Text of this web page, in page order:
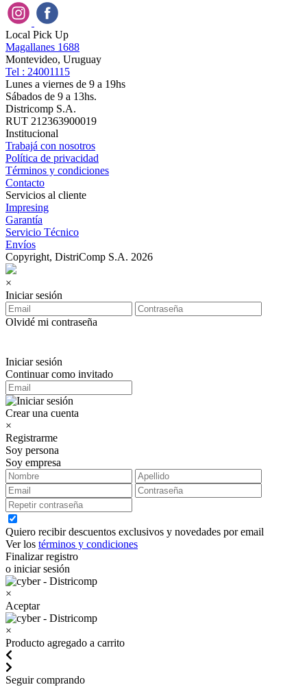
Local Pick Up
Magallanes 1688
Montevideo, Uruguay
Tel : 24001115
Lunes a viernes de 9 a 19hs
Sábados de 9 a 13hs.
Districomp S.A.
RUT 212363900019
Institucional
Trabajá con nosotros
Política de privacidad
Términos y condiciones
Contacto
Servicios al cliente
Impresing
Garantía
Servicio Técnico
Envíos
Copyright, DistriComp S.A. 2026
×
Iniciar sesión
Olvidé mi contraseña
Iniciar sesión
Continuar como invitado
Crear una cuenta
×
Registrarme
Soy persona
Soy empresa
Quiero recibir descuentos exclusivos y novedades por email
Ver los términos y condiciones
Finalizar registro
o iniciar sesión
×
Aceptar
×
Producto agregado a carrito
Seguir comprando